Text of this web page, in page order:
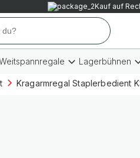
Kauf auf
Lagerbühnen
Kragarmregal Staplerbedient